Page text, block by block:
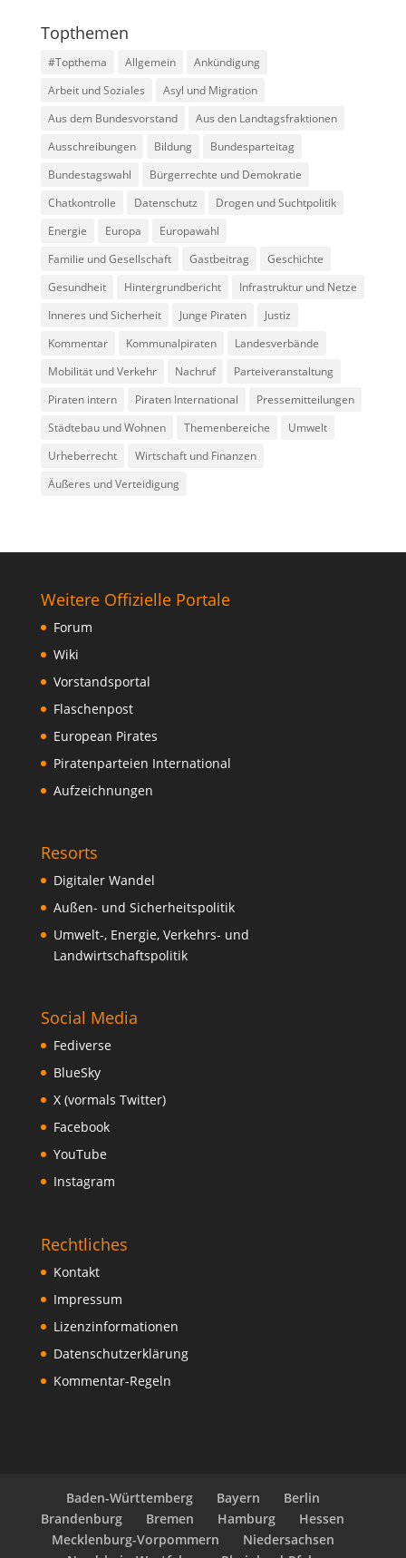
Topthemen
#Topthema Allgemein
Ankündigung
Arbeit und Soziales
Asyl und Migration
Aus dem Bundesvorstand
Aus den Landtagsfraktionen
Ausschreibungen
Bildung
Bundesparteitag
Bundestagswahl
Bürgerrechte und Demokratie
Chatkontrolle
Datenschutz
Drogen und Suchtpolitik
Energie
Europa
Europawahl
Familie und Gesellschaft
Gastbeitrag
Geschichte
Gesundheit
Hintergrundbericht
Infrastruktur und Netze
Inneres und Sicherheit
Junge Piraten
Justiz
Kommentar
Kommunalpiraten
Landesverbände
Mobilität und Verkehr
Nachruf
Parteiveranstaltung
Piraten intern
Piraten International
Pressemitteilungen
Städtebau und Wohnen
Themenbereiche
Umwelt
Urheberrecht
Wirtschaft und Finanzen
Äußeres und Verteidigung
Weitere Offizielle Portale
Forum
Wiki
Vorstandsportal
Flaschenpost
European Pirates
Piratenparteien International
Aufzeichnungen
Resorts
Digitaler Wandel
Außen- und Sicherheitspolitik
Umwelt-, Energie, Verkehrs- und
Landwirtschaftspolitik
Social Media
Fediverse
BlueSky
X (vormals Twitter)
Facebook
YouTube
Instagram
Rechtliches
Kontakt
Impressum
Lizenzinformationen
Datenschutzerklärung
Kommentar-Regeln
Baden-Württemberg Bayern
Berlin
Brandenburg
Bremen Hamburg
Hessen
Mecklenburg-Vorpommern
Niedersachsen